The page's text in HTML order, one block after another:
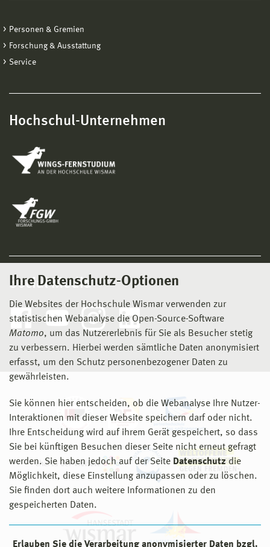
Ihre Datenschutz-Optionen
Die Websites der Hochschule Wismar verwenden zur
statistischen Webanalyse die Open-Source-Software
Matomo, um das Nutzererlebnis für Sie als Besucher stetig
zu verbessern. Hierbei werden sämtliche Daten anonymisiert
erfasst, um den Schutz personenbezogener Daten zu
gewährleisten.
Sie können hier entscheiden, ob die Webanalyse Ihre Nutzer-
Interaktionen mit dieser Website speichern darf oder nicht.
Ihre Entscheidung wird auf ihrem Gerät gespeichert, so dass
Sie bei künftigen Besuchen dieser Seite nicht erneut gefragt
werden. Sie haben jedoch auf der Seite Datenschutz die
Möglichkeit, diese Einstellung anzupassen oder zu löschen.
Sie finden dort auch weitere Informationen zu den
gespeicherten Daten.
Erlauben Sie die Verarbeitung anonymisierter Daten bzgl.
Personen & Gremien
Forschung & Ausstattung
Service
Hochschul-Unternehmen
Social Media